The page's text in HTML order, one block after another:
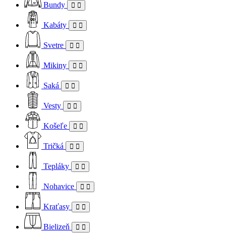
Bundy
Kabáty
Svetre
Mikiny
Saká
Vesty
Košeľe
Tričká
Tepláky
Nohavice
Kraťasy
Bielizeň